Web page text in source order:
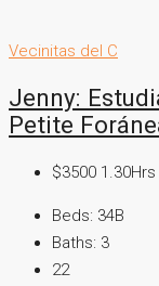
Vecinitas del C
Jenny:
Petite
$3500 1.30Hrs
Beds: 34B
Baths: 3
22